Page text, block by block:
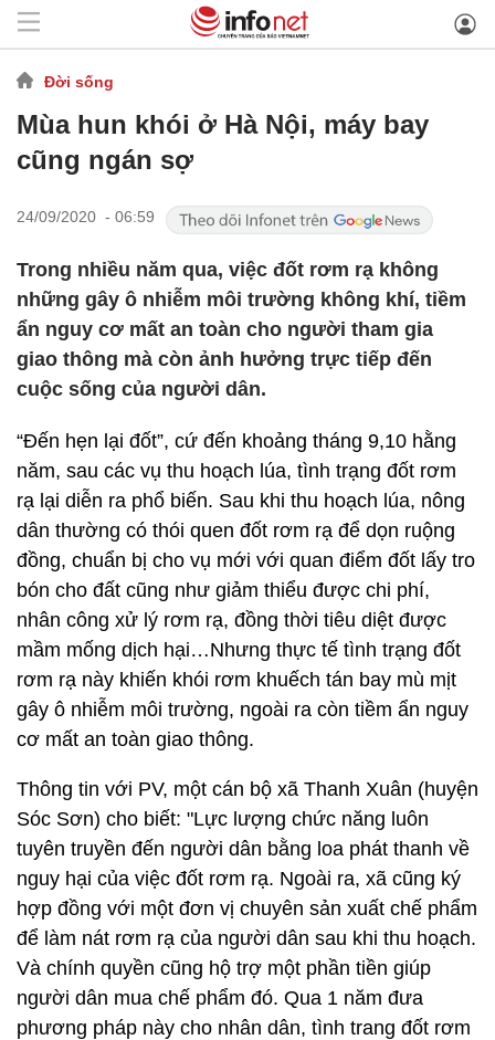
Đời sống
Mùa hun khói ở Hà Nội, máy bay
cũng ngán sợ
24/09/2020 - 06:59
Trong nhiều năm qua, việc đốt rơm rạ không
những gây ô nhiễm môi trường không khí, tiềm
ẩn nguy cơ mất an toàn cho người tham gia
giao thông mà còn ảnh hưởng trực tiếp đến
cuộc sống của người dân.
“Đến hẹn lại đốt”, cứ đến khoảng tháng 9,10 hằng
năm, sau các vụ thu hoạch lúa, tình trạng đốt rơm
rạ lại diễn ra phổ biến. Sau khi thu hoạch lúa, nông
dân thường có thói quen đốt rơm rạ để dọn ruộng
đồng, chuẩn bị cho vụ mới với quan điểm đốt lấy tro
bón cho đất cũng như giảm thiểu được chi phí,
nhân công xử lý rơm rạ, đồng thời tiêu diệt được
mầm mống dịch hại…Nhưng thực tế tình trạng đốt
rơm rạ này khiến khói rơm khuếch tán bay mù mịt
gây ô nhiễm môi trường, ngoài ra còn tiềm ẩn nguy
cơ mất an toàn giao thông.
Thông tin với PV, một cán bộ xã Thanh Xuân (huyện
Sóc Sơn) cho biết: "Lực lượng chức năng luôn
tuyên truyền đến người dân bằng loa phát thanh về
nguy hại của việc đốt rơm rạ. Ngoài ra, xã cũng ký
hợp đồng với một đơn vị chuyên sản xuất chế phẩm
để làm nát rơm rạ của người dân sau khi thu hoạch.
Và chính quyền cũng hộ trợ một phần tiền giúp
người dân mua chế phẩm đó. Qua 1 năm đưa
phương pháp này cho nhân dân, tình trang đốt rơm